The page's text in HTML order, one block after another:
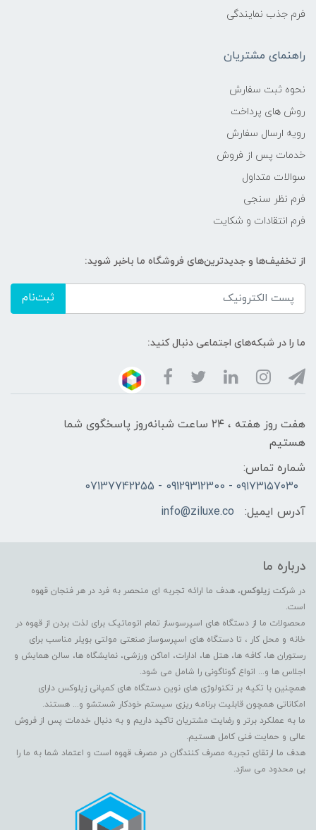
فرم جذب نمایندگی
راهنمای مشتریان
نحوه ثبت سفارش
روش های پرداخت
رویه ارسال سفارش
خدمات پس از فروش
سوالات متداول
فرم نظر سنجی
فرم انتقادات و شکایت
از تخفیف‌ها و جدیدترین‌های فروشگاه ما باخبر شوید:
ثبت‌نام
ما را در شبکه‌های اجتماعی دنبال کنید:
هفت روز هفته ، ۲۴ ساعت شبانه‌روز پاسخگوی شما
هستیم
شماره تماس:
۰۹۱۷۳۱۵۷۰۳۰ - 09129312300 - 07137742255
آدرس ایمیل:
info@ziluxe.co
درباره ما
در شرکت زیلوکس، هدف ما ارائه تجربه ای منحصر به فرد در هر فنجان قهوه
است.
محصولات ما از دستگاه های اسپرسوساز تمام اتوماتیک برای لذت بردن از قهوه در
خانه و محل کار ، تا دستگاه های اسپرسوساز صنعتی مولتی بویلر مناسب برای
رستوران ها، کافه ها، هتل ها، ادارات، اماکن ورزشی، نمایشگاه ها، سالن همایش و
اجلاس ها و... انواع گوناگونی را شامل می شود.
همچنین با تکیه بر تکنولوژی های نوین دستگاه های کمپانی زیلوکس دارای
امکاناتی همچون قابلیت برنامه ریزی سیستم خودکار شستشو و... هستند.
ما به عملکرد برتر و رضایت مشتریان تاکید داریم و به دنبال خدمات پس از فروش
عالی و حمایت فنی کامل هستیم.
هدف ما ارتقای تجربه مصرف کنندگان در مصرف قهوه است و اعتماد شما به ما را
بی محدود می سازد.